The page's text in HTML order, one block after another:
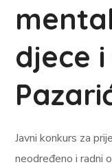
djece
Javni konkurs za
neodređeno i radni